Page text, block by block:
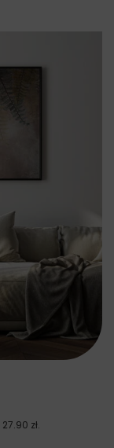
27.90 zł.